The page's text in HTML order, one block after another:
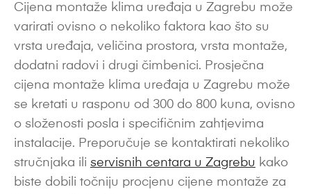
Cijena montaže klima uređaja u Zagrebu može
varirati ovisno o nekoliko faktora kao što su
vrsta uređaja, veličina prostora, vrsta montaže,
dodatni radovi i drugi čimbenici. Prosječna
cijena montaže klima uređaja u Zagrebu može
se kretati u rasponu od 300 do 800 kuna, ovisno
o složenosti posla i specifičnim zahtjevima
instalacije. Preporučuje se kontaktirati nekoliko
stručnjaka ili servisnih centara u Zagrebu kako
biste dobili točniju procjenu cijene montaže za